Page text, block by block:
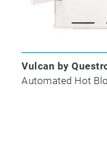
Vulcan by
Automated Hot